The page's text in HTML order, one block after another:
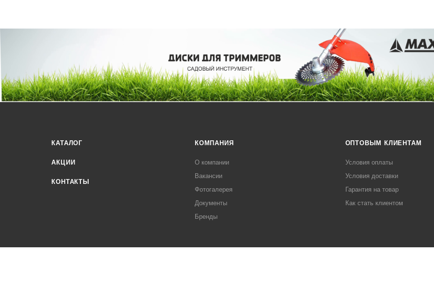
КАТАЛОГ
АКЦИИ
КОНТАКТЫ
КОМПАНИЯ
О компании
Вакансии
Фотогалерея
Документы
Бренды
ОПТОВЫМ КЛИЕНТАМ
Условия оплаты
Условия доставки
Гарантия на товар
Как стать клиентом